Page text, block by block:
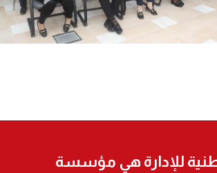
للإدارة هي مؤسسة